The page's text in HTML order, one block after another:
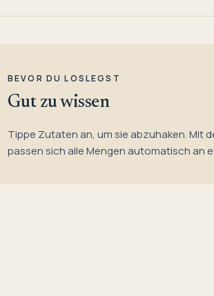
BEVOR DU LOSLEGST
Gut zu wissen
Tippe Zutaten an, um sie abzuhaken. Mit
passen sich alle Mengen automatisch an